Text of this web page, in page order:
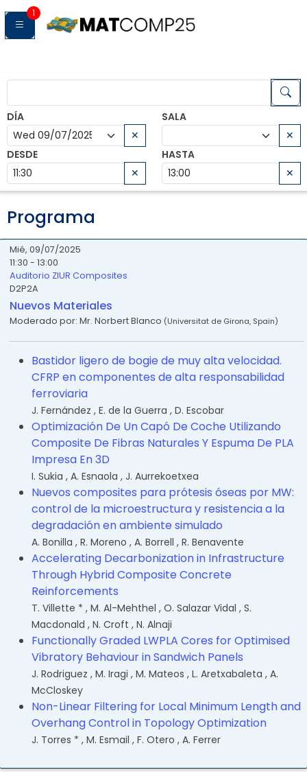
1
DÍA
✕
SALA
✕
DESDE
✕
HASTA
✕
Programa
Mié, 09/07/2025
11:30 - 13:00
Auditorio ZIUR Composites
D2P2A
Nuevos Materiales
Moderado por: Mr. Norbert Blanco (Universitat de Girona, Spain)
Bastidor ligero de bogie de muy alta velocidad.
CFRP en componentes de alta responsabilidad
ferroviaria
J. Fernández , E. de la Guerra , D. Escobar
Optimización De Un Capó De Coche Utilizando
Composite De Fibras Naturales Y Espuma De PLA
Impresa En 3D
I. Sukia , A. Esnaola , J. Aurrekoetxea
Nuevos composites para prótesis óseas por MW:
control de la microestructura y resistencia a la
degradación en ambiente simulado
A. Bonilla , R. Moreno , A. Borrell , R. Benavente
Accelerating Decarbonization in Infrastructure
Through Hybrid Composite Concrete
Reinforcements
T. Villette * , M. Al-Mehthel , O. Salazar Vidal , S.
Macdonald , N. Croft , N. Alnaji
Functionally Graded LWPLA Cores for Optimised
Vibratory Behaviour in Sandwich Panels
J. Rodriguez , M. Iragi , M. Mateos , L. Aretxabaleta , A.
McCloskey
Non-Linear Filtering for Local Minimum Length and
Overhang Control in Topology Optimization
J. Torres * , M. Esmail , F. Otero , A. Ferrer